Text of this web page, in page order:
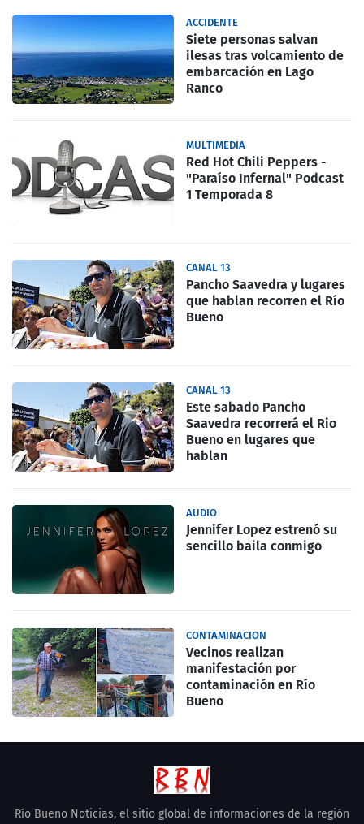
ACCIDENTE
Siete personas salvan
ilesas tras volcamiento de
embarcación en Lago
Ranco
MULTIMEDIA
Red Hot Chili Peppers -
"Paraíso Infernal" Podcast
1 Temporada 8
CANAL 13
Pancho Saavedra y lugares
que hablan recorren el Río
Bueno
CANAL 13
Este sabado Pancho
Saavedra recorrerá el Rio
Bueno en lugares que
hablan
AUDIO
Jennifer Lopez estrenó su
sencillo baila conmigo
CONTAMINACION
Vecinos realizan
manifestación por
contaminación en Río
Bueno
Río Bueno Noticias, el sitio global de informaciones de la región